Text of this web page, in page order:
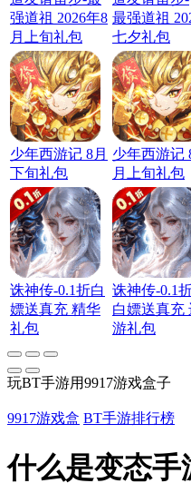
强道祖 2026年8
月上旬礼包
最强道祖
七夕礼包
少年西游记 8月
下旬礼包
少年西游记
月上旬礼包
诛神传-0.1折白
嫖送真充 精华
礼包
诛神传-0.1
白嫖送真充
游礼包
玩BT手游用9917游戏盒子
9917游戏盒 BT手游排行榜
什么是变态手